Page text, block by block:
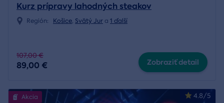
Kurz prípravy lahodných steakov
Región: Košice, Svätý Jur a 1 ďalší
107,00 €
89,00 € Zobraziť detail
4.8/5
Akcia